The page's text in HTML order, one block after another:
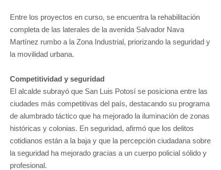
Entre los proyectos en curso, se encuentra la rehabilitación
completa de las laterales de la avenida Salvador Nava
Martínez rumbo a la Zona Industrial, priorizando la seguridad y
la movilidad urbana.
Competitividad y seguridad
El alcalde subrayó que San Luis Potosí se posiciona entre las
ciudades más competitivas del país, destacando su programa
de alumbrado táctico que ha mejorado la iluminación de zonas
históricas y colonias. En seguridad, afirmó que los delitos
cotidianos están a la baja y que la percepción ciudadana sobre
la seguridad ha mejorado gracias a un cuerpo policial sólido y
profesional.